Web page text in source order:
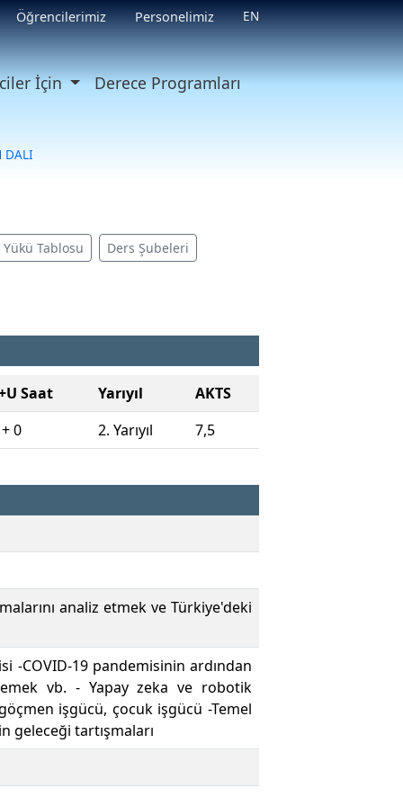
Öğrencilerimiz Personelimiz EN
İçin Derece Programları
DALI
Yükü Tablosu Ders Şubeleri
Saat Yarıyıl
AKTS
0 2. Yarıyıl 7,5
analiz etmek ve Türkiye'deki
-COVID-19 pandemisinin ardından
vb. - Yapay zeka ve robotik
işgücü, çocuk işgücü -Temel
geleceği tartışmaları